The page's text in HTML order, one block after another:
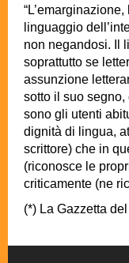
linguaggio
non negandosi. Il
soprattutto se
assunzione
sotto il suo
sono gli utenti
dignità di lingua,
scrittore) che in
(riconosce le
criticamente (ne
(*) La Gazzetta